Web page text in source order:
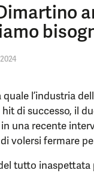
quale l’industria
di successo, il
una recente
volersi fermare
tutto